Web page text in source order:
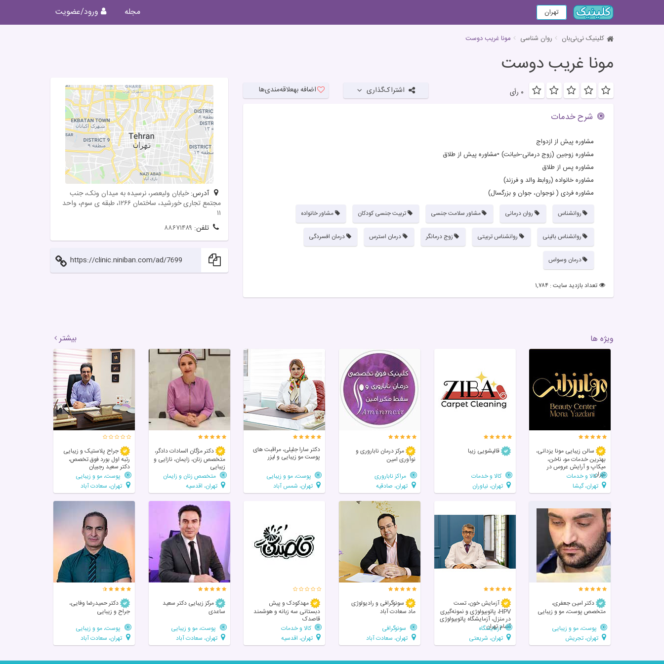
تهران مجله ورود/عضویت
کلینیک نی‌نی‌بان روان شناسی مونا غریب دوست
مونا غریب دوست
۰ رأی اشتراک‌گذاری اضافه بهعلاقه‌مندی‌ها
شرح خدمات
مشاوره پیش از ازدواج
مشاوره زوجین (زوج درمانی-خیانت) ▫️مشاوره پیش از طلاق
مشاوره پس از طلاق
مشاوره خانواده (روابط والد و فرزند)
مشاوره فردی ( نوجوان، جوان و بزرگسال)
روانشناس روان درمانی مشاور سلامت جنسی تربیت جنسی کودکان مشاور خانواده
روانشناس بالینی روانشناس تربیتی زوج درمانگر درمان استرس درمان افسردگی
درمان وسواس
تعداد بازدید سایت : ۱,۷۸۴
آدرس:خیابان ولیعصر، نرسیده به میدان ونک، جنب
مجتمع تجاری خورشید، ساختمان ۱۲۶۶، طبقه ی سوم، واحد
۱۱
تلفن: ۸۸۶۷۱۴۸۹
https://clinic.niniban.com/ad/7699
ویژه ها بیشتر
سالن زیبایی مونا یزدانی،
بهترین خدمات مو، ناخن،
میکاپ و آرایش عروس در
تهرانکالا و خدمات
تهران، گیشا
قالیشویی زیبا
کالا و خدمات
تهران، نیاوران
مرکز درمان ناباروری و
نوآوری امین
مراکز ناباروری
تهران، صادقیه
دکتر سارا جلیلی، مراقبت های
پوست مو زیبایی و لیزر
پوست، مو و زیبایی
تهران، شمس آباد
دکتر مژگان السادات دادگر،
متخصص زنان، زایمان، نازایی و
زیبایی
متخصص زنان و زایمان
تهران، اقدسیه
جراح پلاستیک و زیبایی
رتبه اول بورد فوق تخصص،
دکتر سعید رجبیان
پوست، مو و زیبایی
تهران، سعادت آباد
دکتر امین جعفری،
متخصص پوست، مو و زیبایی
پوست، مو و زیبایی
تهران، تجریش
آزمایش خون، تست
HPV، پاتوبیولوژی و نمونه‌گیری
در منزل، آزمایشگاه پاتوبیولوژی
آسام تهران
آزمایشگاه
تهران، شریعتی
سونوگرافی و رادیولوژی
ماد سعادت آباد
سونوگرافی
تهران، سعادت آباد
مهدکودک و پیش
دبستانی سه زبانه و هوشمند
قاصدک
کالا و خدمات
تهران، اقدسیه
مرکز زیبایی دکتر سعید
ساعدی
پوست، مو و زیبایی
تهران، سعادت آباد
دکتر حمیدرضا وفایی،
جراح و زیبایی
پوست، مو و زیبایی
تهران، سعادت آباد